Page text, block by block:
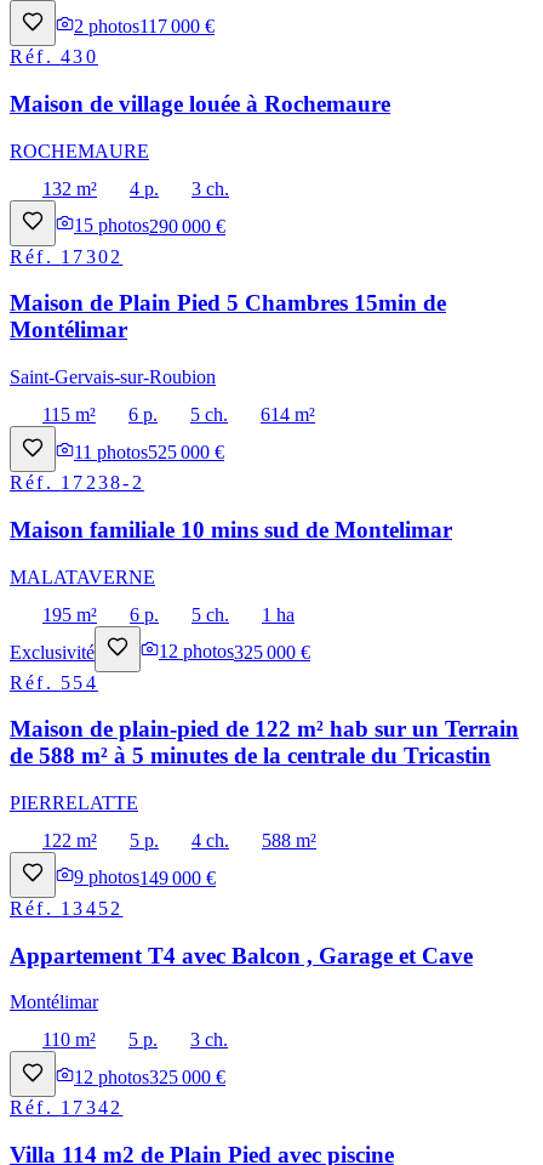
2 photos117 000 €
Réf.430
Maison de village louée à Rochemaure
ROCHEMAURE
132 m²
4 p.
3 ch.
15 photos290 000 €
Réf. 17302
Maison de Plain Pied 5 Chambres 15min de
Montélimar
Saint-Gervais-sur-Roubion
115 m²
6 p. 5 ch.
614 m²
11 photos525 000 €
Réf. 17238-2
Maison familiale 10 mins sud de Montelimar
MALATAVERNE
195 m²
6 p. 5 ch.
1 ha
Exclusivité
12 photos325 000 €
Réf. 554
Maison de plain-pied de 122 m² hab sur un Terrain
de 588 m² à 5 minutes de la centrale du Tricastin
PIERRELATTE
122 m²
5 p. 4 ch.
588 m²
9 photos149 000 €
Réf. 13452
Appartement T4 avec Balcon , Garage et Cave
Montélimar
110 m²
5 p.
3 ch.
12 photos325 000 €
Réf. 17342
Villa 114 m2 de Plain Pied avec piscine